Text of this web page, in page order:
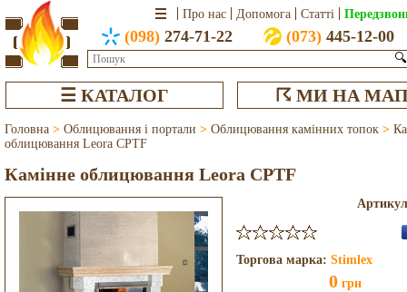
Про нас Допомога Статті
(098) 274-71-22 (073)445-12-00
🔍
☰ КАТАЛОГ ☈ МИ НА
Головна > Облицювання і портали > Облицювання камінних топок >
облицювання Leora CPTF
Камінне облицювання Leora CPTF
Торгова марка: Stimlex
0 грн